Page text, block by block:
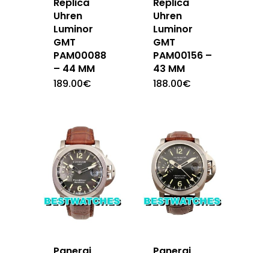
Uhren
Luminor
GMT
PAM00088
– 44 MM
189.00€
Uhren
Luminor
GMT
PAM00156 –
43 MM
188.00€